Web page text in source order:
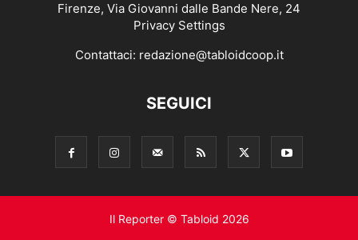
Firenze, Via Giovanni dalle Bande Nere, 24
Privacy Settings
Contattaci: redazione@tabloidcoop.it
SEGUICI
Il Reporter © Tabloid 2026